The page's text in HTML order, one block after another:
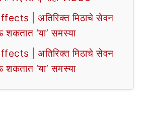
| अतिरिक्त मिठाचे सेवन
शकतात ‘या’ समस्या
| अतिरिक्त मिठाचे सेवन
शकतात ‘या’ समस्या